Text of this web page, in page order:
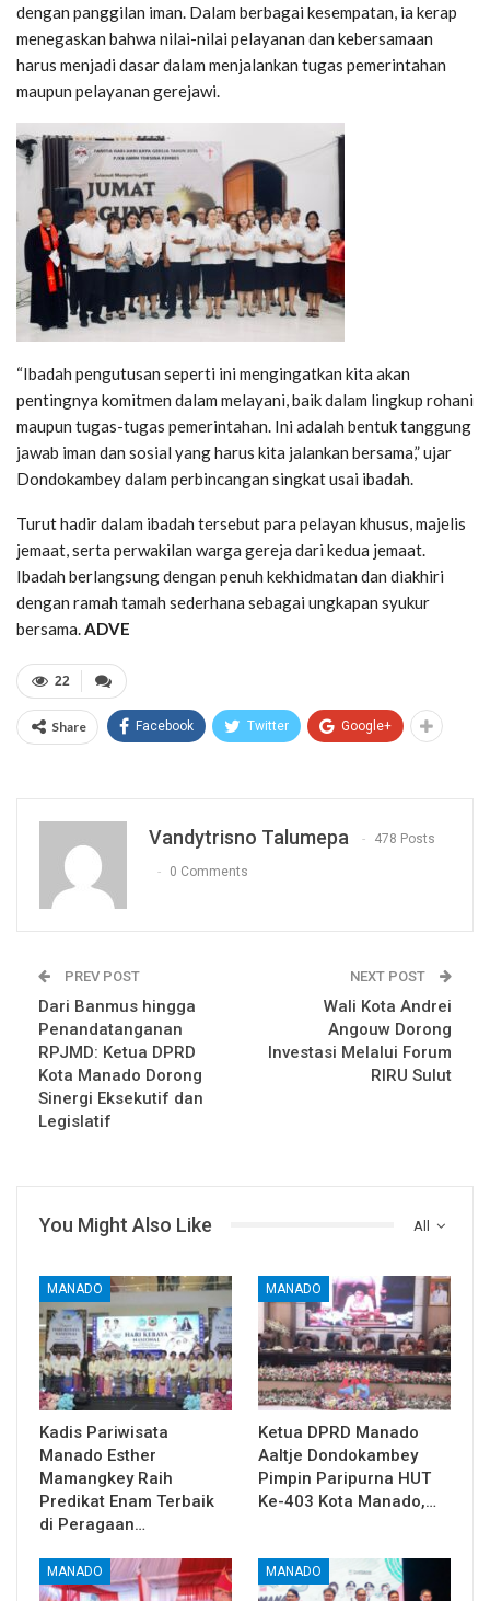
dengan panggilan iman. Dalam berbagai kesempatan, ia kerap
menegaskan bahwa nilai-nilai pelayanan dan kebersamaan
harus menjadi dasar dalam menjalankan tugas pemerintahan
maupun pelayanan gerejawi.
“Ibadah pengutusan seperti ini mengingatkan kita akan
pentingnya komitmen dalam melayani, baik dalam lingkup rohani
maupun tugas-tugas pemerintahan. Ini adalah bentuk tanggung
jawab iman dan sosial yang harus kita jalankan bersama,” ujar
Dondokambey dalam perbincangan singkat usai ibadah.
Turut hadir dalam ibadah tersebut para pelayan khusus, majelis
jemaat, serta perwakilan warga gereja dari kedua jemaat.
Ibadah berlangsung dengan penuh kekhidmatan dan diakhiri
dengan ramah tamah sederhana sebagai ungkapan syukur
bersama.ADVE
22
Share Facebook Twitter Google+
Vandytrisno Talumepa 478 Posts
0 Comments
PREV POST
Dari Banmus hingga
Penandatanganan
RPJMD: Ketua DPRD
Kota Manado Dorong
Sinergi Eksekutif dan
Legislatif
NEXT POST
Wali Kota Andrei
Angouw Dorong
Investasi Melalui Forum
RIRU Sulut
All
You Might Also Like
MANADO
Kadis Pariwisata
Manado Esther
Mamangkey Raih
Predikat Enam Terbaik
di Peragaan…
MANADO
Ketua DPRD Manado
Aaltje Dondokambey
Pimpin Paripurna HUT
Ke-403 Kota Manado,…
MANADO MANADO